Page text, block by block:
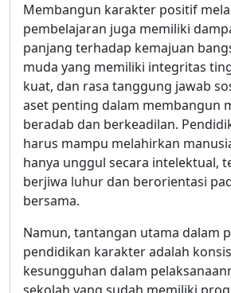
Membangun karakter positif
pembelajaran juga memiliki
panjang terhadap kemajuan
muda yang memiliki integritas
kuat, dan rasa tanggung jawab
aset penting dalam membangun
beradab dan berkeadilan.
harus mampu melahirkan
hanya unggul secara intelektual,
berjiwa luhur dan berorientasi
bersama.
Namun, tantangan utama dalam
pendidikan karakter adalah
kesungguhan dalam